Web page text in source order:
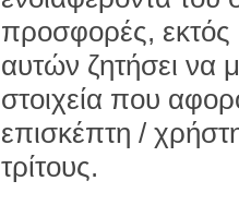
προσφορές,
αυτών ζητήσει να
στοιχεία που
επισκέπτη /
τρίτους.